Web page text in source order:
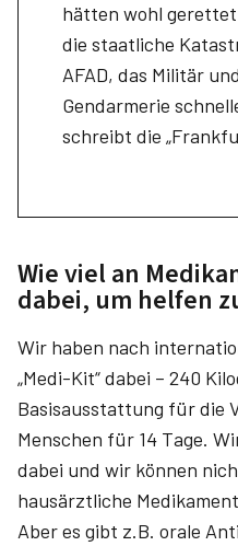
hätten wohl
die staatliche
AFAD, das Militär
Gendarmerie
schreibt die
Wie viel an
dabei, um helfen
Wir haben nach
„Medi-Kit“ dabei – 240
Basisausstattung für die
Menschen für 14 Tage.
dabei und wir können
hausärztliche
Aber es gibt z.B. orale